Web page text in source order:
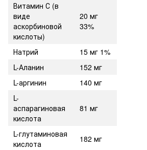
Витамин С (в
виде
аскорбиновой
кислоты)
20 мг
33%
Натрий
15 мг 1%
L-Аланин
152 мг
L-аргинин
140 мг
L-
аспарагиновая
кислота
81 мг
L-глутаминовая
кислота
182 мг